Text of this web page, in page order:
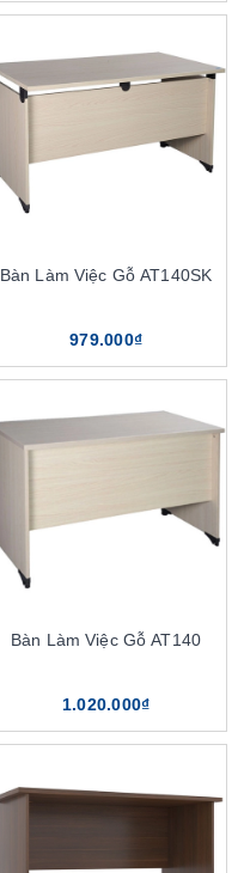
Bàn Làm Việc Gỗ AT140SK
979.000₫
Bàn Làm Việc Gỗ AT140
1.020.000₫